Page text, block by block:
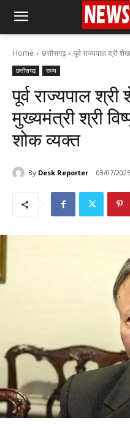
Home छत्तीसगढ़ पूर्व राज्यपाल श्री
छत्तीसगढ़ राज्य
पूर्व राज्यपाल
मुख्यमंत्री श्री
शोक व्यक्त
By Desk Reporter 03/07/2025